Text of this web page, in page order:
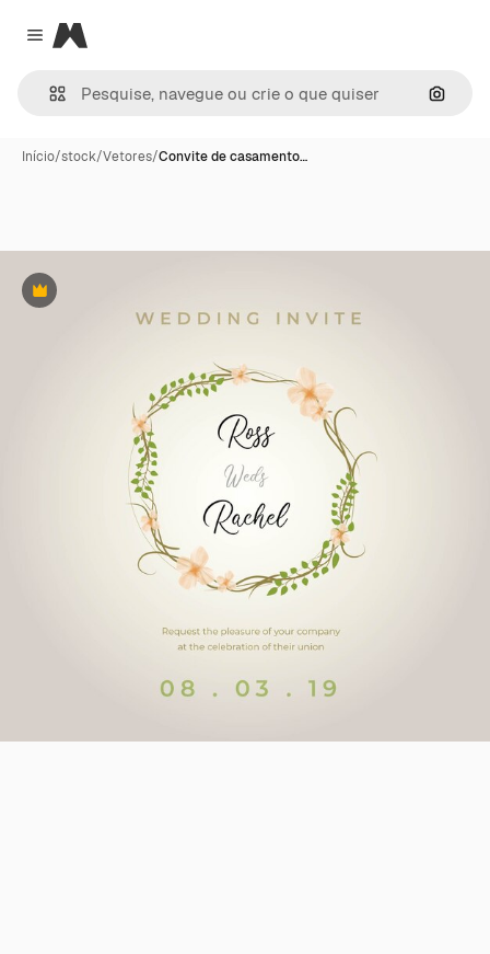
Close menu
Magnific
Início/stock/Vetores/Convite de casamento…
Premium